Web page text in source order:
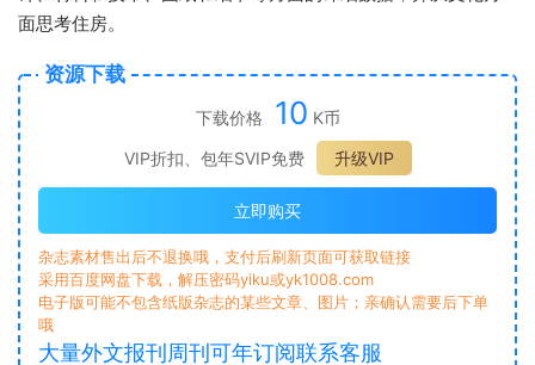
面思考住房。
资源下载
下载价格 10 K币
VIP折扣、包年SVIP免费
升级VIP
立即购买
杂志素材售出后不退换哦，支付后刷新页面可获取链接
采用百度网盘下载，解压密码yiku或yk1008.com
电子版可能不包含纸版杂志的某些文章、图片；亲确认需要后下单
哦
大量外文报刊周刊可年订阅联系客服